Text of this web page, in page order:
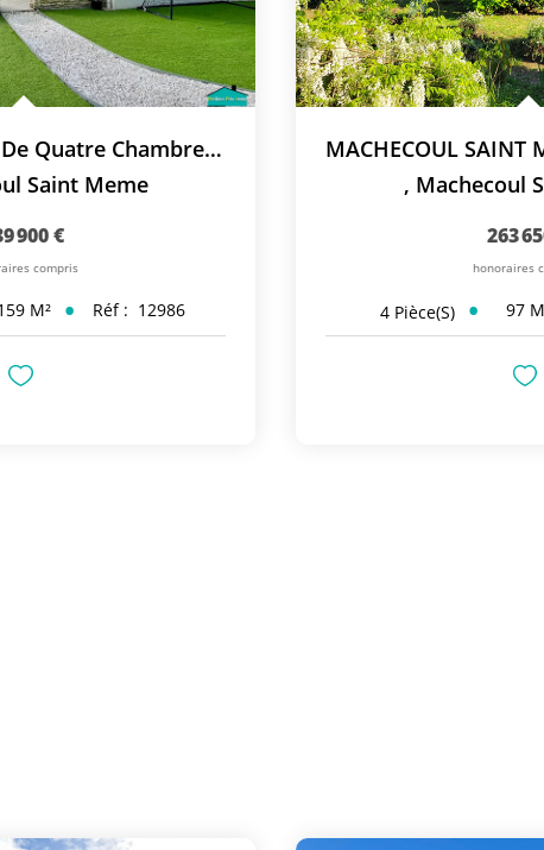
Maison Moderne De Quatre Chambres Avec Un Bel Aménagement...
Saint Meme
900 €
compris
M² Réf : 12986
, Machecoul
263
honoraires
4 Pièce(s) 97